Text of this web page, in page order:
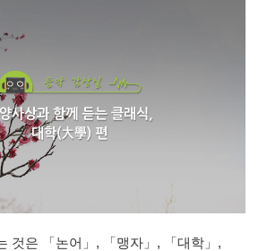
것은 「논어」, 「맹자」, 「대학」,